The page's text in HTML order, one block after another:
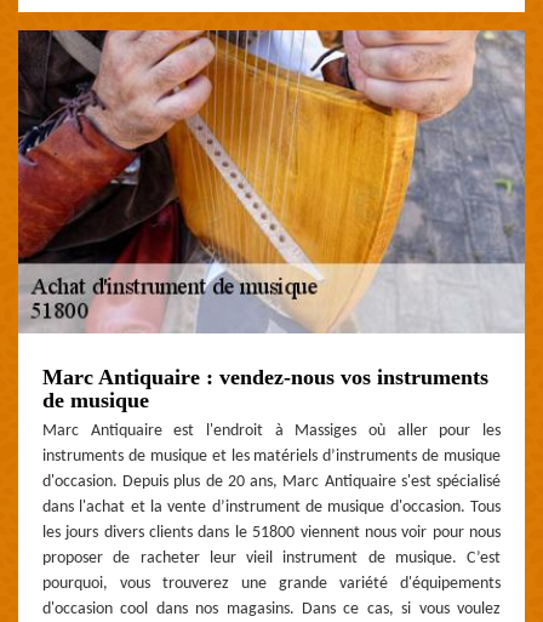
Marc Antiquaire : vendez-nous vos instruments
de musique
Marc Antiquaire est l'endroit à Massiges où aller pour les
instruments de musique et les matériels d’instruments de musique
d'occasion. Depuis plus de 20 ans, Marc Antiquaire s'est spécialisé
dans l'achat et la vente d’instrument de musique d'occasion. Tous
les jours divers clients dans le 51800 viennent nous voir pour nous
proposer de racheter leur vieil instrument de musique. C’est
pourquoi, vous trouverez une grande variété d'équipements
d'occasion cool dans nos magasins. Dans ce cas, si vous voulez